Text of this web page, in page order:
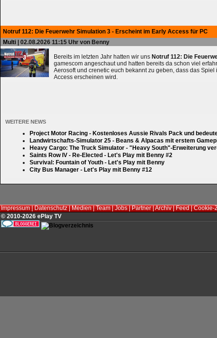
Notruf 112: Die Feuerwehr Simulation 3 - Erscheint im Early Access für PC
Multi | 02.08.2026 11:15 Uhr von Benny
Bereits im letzten Jahr hatten wir uns Notruf 112: Die
gamescom angeschaut und hatten bereits da schon viel
Aerosoft und crenetic euch bekannt zu geben, dass das Spiel
Access erscheinen wird.
WEITERE NEWS
Project Motor Racing - Kostenloses Aussie Rivals Pack und
Landwirtschafts-Simulator 25 - Beans & Alpacas mit erstem
Heavy Cargo: The Truck Simulator - "Heavy South"-Erweiterung
Saints Row IV - Re-Elected - Let's Play mit Benny #2
Survival: Fountain of Youth - Let's Play mit Benny
City Bus Manager - Let's Play mit Benny #12
Impressum|Datenschutz|Medien|Team|Jobs|Partner|Archiv|Feed|Cookie-
© 2010-2026 ePlay TV